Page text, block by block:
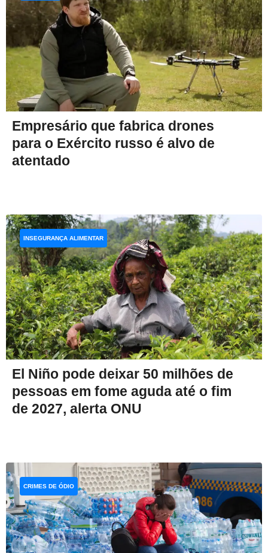
Empresário que fabrica drones
para o Exército russo é alvo de
atentado
El Niño pode deixar 50 milhões de
pessoas em fome aguda até o fim
de 2027, alerta ONU
INSEGURANÇA ALIMENTAR
CRIMES DE ÓDIO